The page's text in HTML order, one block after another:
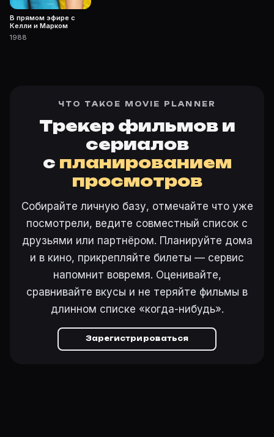
В прямом эфире с
Келли и Марком
1988
ЧТО ТАКОЕ MOVIE PLANNER
Трекер фильмов и
сериалов
с планированием
просмотров
Собирайте личную базу, отмечайте что уже
посмотрели, ведите совместный список с
друзьями или партнёром. Планируйте дома
и в кино, прикрепляйте билеты — сервис
напомнит вовремя. Оценивайте,
сравнивайте вкусы и не теряйте фильмы в
длинном списке «когда-нибудь».
Зарегистрироваться